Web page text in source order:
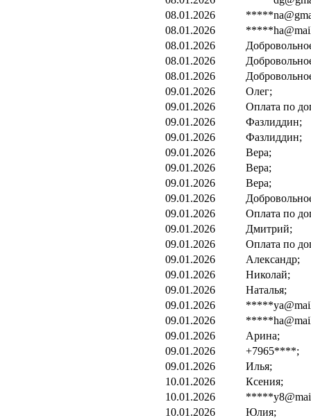
08.01.2026
08.01.2026
08.01.2026
08.01.2026
08.01.2026
09.01.2026
Олег;
09.01.2026
Оплата по
09.01.2026
Фазлиддин;
09.01.2026
Фазлиддин;
09.01.2026
Вера;
09.01.2026
Вера;
09.01.2026
Вера;
09.01.2026
09.01.2026
Оплата по
09.01.2026
Дмитрий;
09.01.2026
Оплата по
09.01.2026
Александр;
09.01.2026
Николай;
09.01.2026
Наталья;
09.01.2026
09.01.2026
09.01.2026
Арина;
09.01.2026
+7965****;
09.01.2026
Илья;
10.01.2026
Ксения;
10.01.2026
10.01.2026
Юлия;